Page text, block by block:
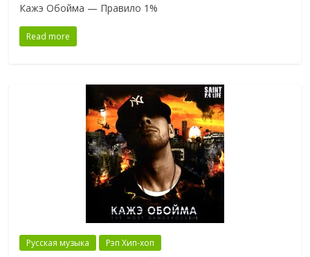
Кажэ Обойма — Правило 1%
Read more
Русская музыка Рэп Хип-хоп